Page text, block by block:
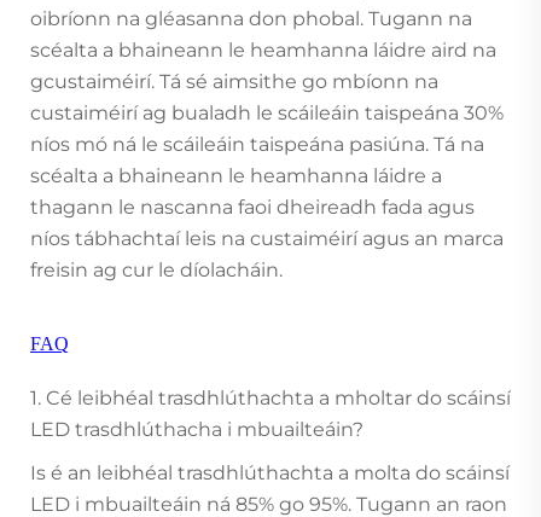
oibríonn na gléasanna don phobal. Tugann na
scéalta a bhaineann le heamhanna láidre aird na
gcustaiméirí. Tá sé aimsithe go mbíonn na
custaiméirí ag bualadh le scáileáin taispeána 30%
níos mó ná le scáileáin taispeána pasiúna. Tá na
scéalta a bhaineann le heamhanna láidre a
thagann le nascanna faoi dheireadh fada agus
níos tábhachtaí leis na custaiméirí agus an marca
freisin ag cur le díolacháin.
FAQ
1. Cé leibhéal trasdhlúthachta a mholtar do scáinsí
LED trasdhlúthacha i mbuailteáin?
Is é an leibhéal trasdhlúthachta a molta do scáinsí
LED i mbuailteáin ná 85% go 95%. Tugann an raon